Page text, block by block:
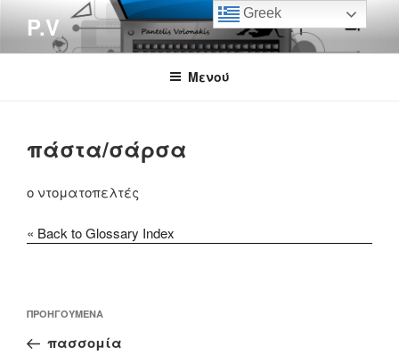
περιεχόμενο
P.V
Μενού
πάστα/σάρσα
ο ντοματοπελτές
« Back to Glossary Index
άρθρων
Προηγούμενο
άρθρο
ΠΡΟΗΓΟΎΜΕΝΑ
πασσομία
Greek